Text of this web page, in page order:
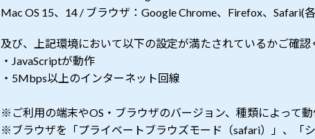
Mac OS 15、14 / ブラウザ：Google Chrome、Firefox、Safari(
及び、上記環境において以下の設定が満たされているかご確認
・JavaScriptが動作
・5Mbps以上のインターネット回線
※ご利用の端末やOS・ブラウザのバージョン、種類によって動
※ブラウザを「プライベートブラウズモード（safari）」、「